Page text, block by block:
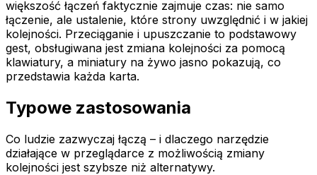
większość łączeń faktycznie zajmuje czas: nie samo
łączenie, ale ustalenie, które strony uwzględnić i w jakiej
kolejności. Przeciąganie i upuszczanie to podstawowy
gest, obsługiwana jest zmiana kolejności za pomocą
klawiatury, a miniatury na żywo jasno pokazują, co
przedstawia każda karta.
Typowe zastosowania
Co ludzie zazwyczaj łączą – i dlaczego narzędzie
działające w przeglądarce z możliwością zmiany
kolejności jest szybsze niż alternatywy.